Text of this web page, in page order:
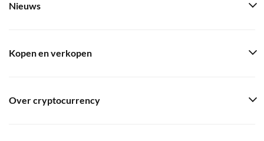
Nieuws
Kopen en verkopen
Over cryptocurrency